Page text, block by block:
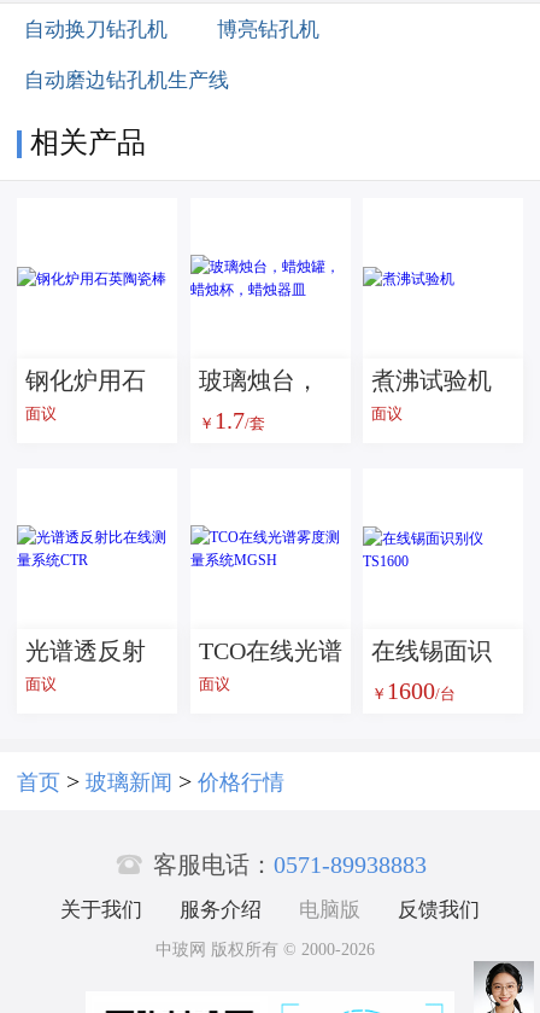
自动换刀钻孔机 博亮钻孔机
自动磨边钻孔机生产线
相关产品
钢化炉用石
英陶瓷棒
面议
玻璃烛台，
蜡烛罐，蜡
￥ 1.7/套
煮沸试验机
面议
光谱透反射
比在线测量
面议
TCO在线光谱
雾度测量系
面议
在线锡面识
别仪 TS1600
￥ 1600/台
首页 > 玻璃新闻 > 价格行情
 客服电话： 0571-89938883
关于我们 服务介绍 电脑版 反馈我们
中玻网 版权所有 © 2000-2026